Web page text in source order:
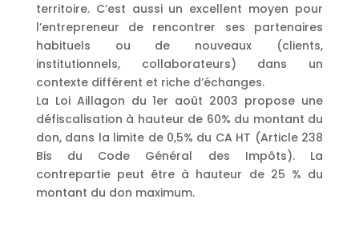
territoire. C’est aussi un excellent moyen pour
l’entrepreneur de rencontrer ses partenaires
habituels ou de nouveaux (clients,
institutionnels, collaborateurs) dans un
contexte différent et riche d’échanges.
La Loi Aillagon du 1er août 2003 propose une
défiscalisation à hauteur de 60% du montant du
don, dans la limite de 0,5% du CA HT (Article 238
Bis du Code Général des Impôts). La
contrepartie peut être à hauteur de 25 % du
montant du don maximum.